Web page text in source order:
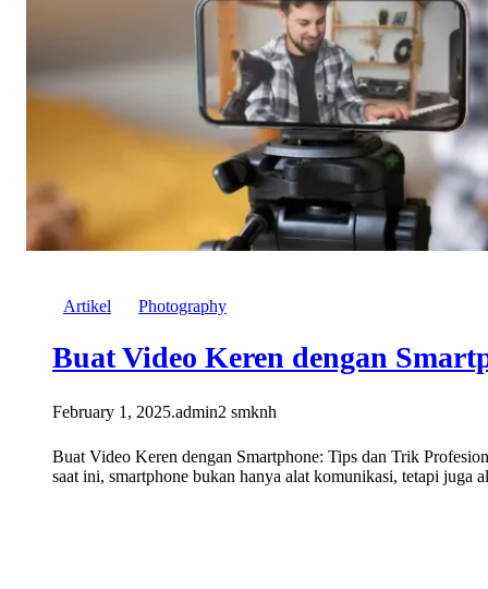
Artikel Photography
Buat Video Keren dengan
February 1, 2025.admin2 smknh
Buat Video Keren dengan Smartphone: Tips dan Trik
saat ini, smartphone bukan hanya alat komunikasi, tetapi juga